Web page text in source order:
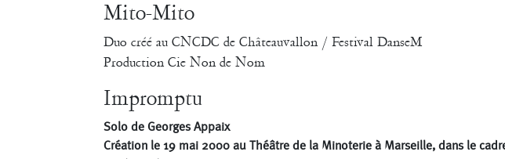
Mito-Mito
Duo créé au CNCDC de Châteauvallon / Festival DanseM
Production Cie Non de Nom
Impromptu
Solo de Georges Appaix
Création le 19 mai 2000 au Théâtre de la Minoterie à Marseille, dans le